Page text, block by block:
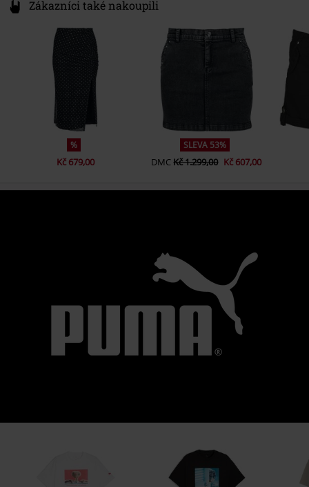
Zákazníci také nakoupili
%
Kč 679,00
SLEVA 53%
DMCKč 1.299,00 Kč 607,00